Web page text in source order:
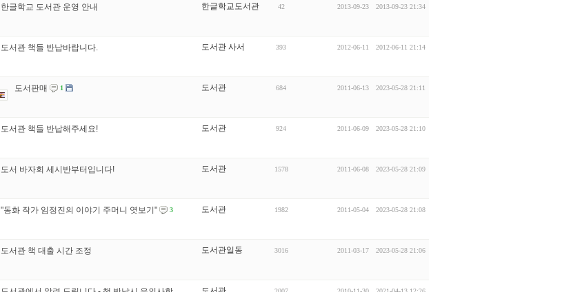
한글학교 도서관 운영 안내 한글학교도서관 42 2013-09-23 2013-09-23 21:34
도서관 책들 반납바랍니다. 도서관 사서 393 2012-06-11 2012-06-11 21:14
도서판매 1 도서관 684 2011-06-13 2023-05-28 21:11
도서관 책들 반납해주세요! 도서관 924 2011-06-09 2023-05-28 21:10
도서 바자회 세시반부터입니다! 도서관 1578 2011-06-08 2023-05-28 21:09
"동화 작가 임정진의 이야기 주머니 엿보기" 3 도서관 1982 2011-05-04 2023-05-28 21:08
도서관 책 대출 시간 조정 도서관일동 3016 2011-03-17 2023-05-28 21:06